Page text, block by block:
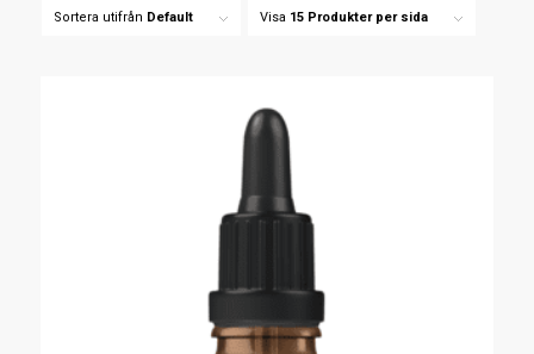
Sortera utifrån Default Visa 15 Produkter per sida